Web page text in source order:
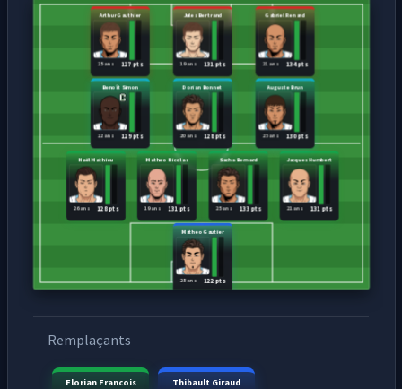
Matheo Gautier
122 pts
25 ans
Naël Mathieu
128 pts
26 ans
Matheo Nicolas
131 pts
19 ans
Sacha Bernard
133 pts
25 ans
Jacques Humbert
131 pts
21 ans
Benoît Simon
129 pts
22 ans
Dorian Bonnet
128 pts
20 ans
Auguste Brun
130 pts
25 ans
Arthur Gauthier
127 pts
25 ans
Jules Bertrand
131 pts
19 ans
Gabriel Renard
134 pts
21 ans
Remplaçants
Florian Francois Thibault Giraud